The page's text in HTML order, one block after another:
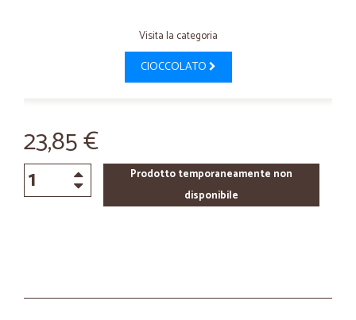
Visita la categoria
CIOCCOLATO
23,85 €
Prodotto temporaneamente non
disponibile